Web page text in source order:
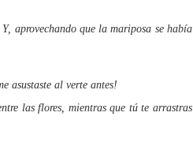
aprovechando que la mariposa se había
asustaste al verte antes!
las flores, mientras que tú te arrastras